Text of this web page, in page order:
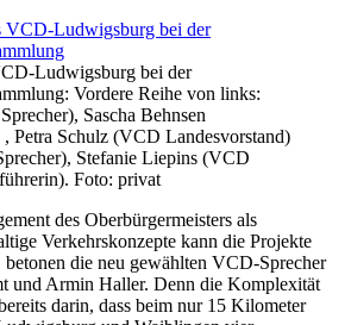
Ludwigsburg bei der
Vordere Reihe von links:
Sascha Behnsen
, Petra Schulz (VCD Landesvorstand)
Stefanie Liepins (VCD
Foto: privat
des Ober­bürgermeisters als
Verkehrs­konzepte kann die Projekte
die neu gewählten VCD-Sprecher
und Armin Haller. Denn die Komplexität
darin, dass beim nur 15 Kilometer